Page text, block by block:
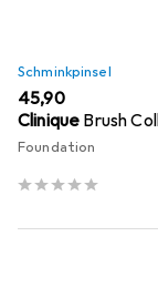
Schminkpinsel
EUR
45,90
Clinique Brush
Foundation